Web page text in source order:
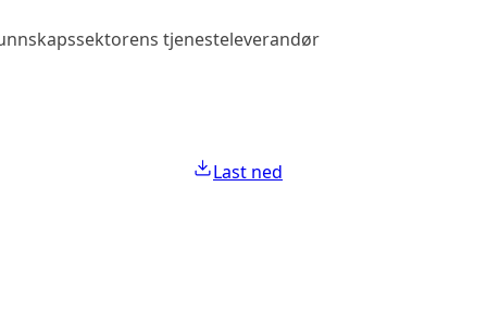
tjenesteleverandør
Last ned